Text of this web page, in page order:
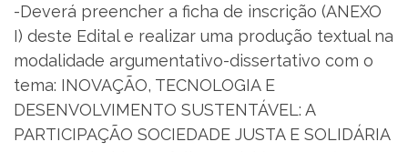
-Deverá preencher a ficha de inscrição (ANEXO
I) deste Edital e realizar uma produção textual na
modalidade argumentativo-dissertativo com o
tema: INOVAÇÃO, TECNOLOGIA E
DESENVOLVIMENTO SUSTENTÁVEL: A
PARTICIPAÇÃO SOCIEDADE JUSTA E SOLIDÁRIA